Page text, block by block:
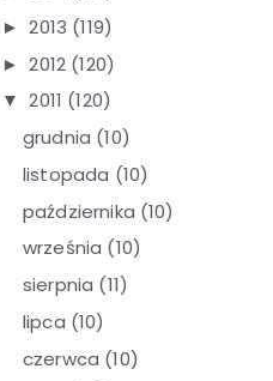
► 2013 (119)
► 2012 (120)
▼ 2011 (120)
grudnia (10)
listopada (10)
października (10)
września (10)
sierpnia (11)
lipca (10)
czerwca (10)